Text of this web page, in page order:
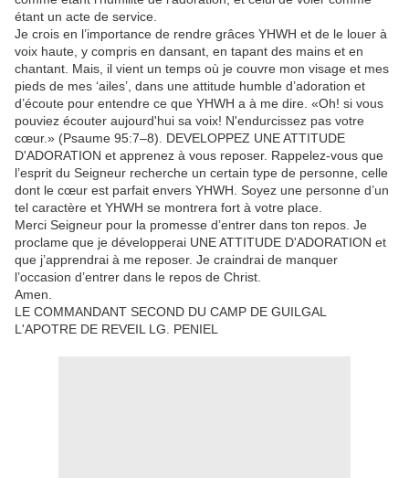
étant un acte de service.
Je crois en l’importance de rendre grâces YHWH et de le louer à
voix haute, y compris en dansant, en tapant des mains et en
chantant. Mais, il vient un temps où je couvre mon visage et mes
pieds de mes ‘ailes’, dans une attitude humble d’adoration et
d’écoute pour entendre ce que YHWH a à me dire. «Oh! si vous
pouviez écouter aujourd'hui sa voix! N'endurcissez pas votre
cœur.» (Psaume 95:7–8). DEVELOPPEZ UNE ATTITUDE
D'ADORATION et apprenez à vous reposer. Rappelez-vous que
l’esprit du Seigneur recherche un certain type de personne, celle
dont le cœur est parfait envers YHWH. Soyez une personne d’un
tel caractère et YHWH se montrera fort à votre place.
Merci Seigneur pour la promesse d’entrer dans ton repos. Je
proclame que je développerai UNE ATTITUDE D'ADORATION et
que j’apprendrai à me reposer. Je craindrai de manquer
l’occasion d’entrer dans le repos de Christ.
Amen.
LE COMMANDANT SECOND DU CAMP DE GUILGAL
L'APOTRE DE REVEIL LG. PENIEL